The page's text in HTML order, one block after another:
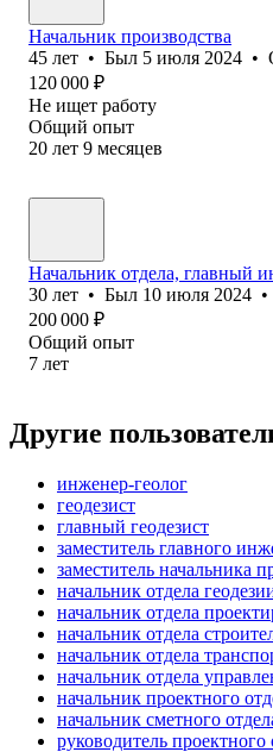
Начальник производства
45 лет • Был 5 июля 2024 •
120 000 ₽
Не ищет работу
Общий опыт
20 лет 9 месяцев
Начальник отдела, главный
30 лет • Был 10 июля 2024 •
200 000 ₽
Общий опыт
7 лет
Другие
инженер-геолог
геодезист
главный геодезист
заместитель главного
заместитель начальника
начальник отдела
начальник отдела
начальник отдела
начальник отдела
начальник отдела
начальник проектного
начальник сметного
руководитель проектного